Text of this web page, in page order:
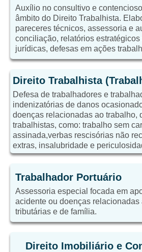
Auxílio no consultivo e
âmbito do Direito Trabalhista.
pareceres técnicos, assessoria e
conciliação, relatórios
jurídicas, defesas em ações
Direito Trabalhista
Defesa de trabalhadores e
indenizatórias de danos
doenças relacionadas ao trabalho,
trabalhistas, como: trabalho sem
assinada,verbas rescisórias não
extras, insalubridade e
Trabalhador Portuário
Assessoria especial focada em
acidente ou doenças relacionadas
tributárias e de família.
Direito Imobiliário e